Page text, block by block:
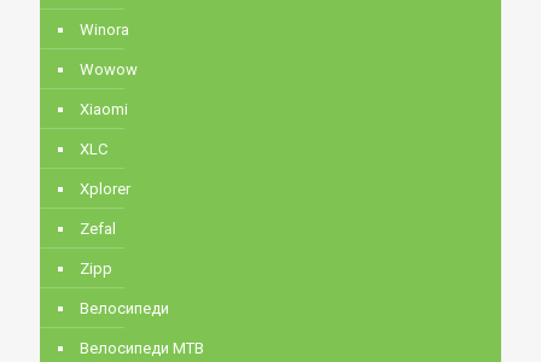
Winora
Wowow
Xiaomi
XLC
Xplorer
Zefal
Zipp
Велосипеди
Велосипеди MTB